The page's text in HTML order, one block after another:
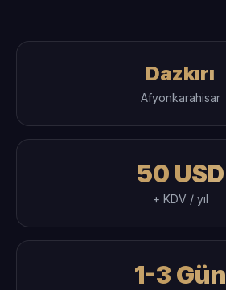
Dazkırı
Afyonkarahisar
50 USD
+ KDV / yıl
1-3 Gün